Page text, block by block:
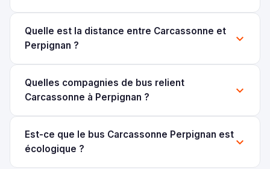
Quelle est la distance entre Carcassonne et
Perpignan ?
Quelles compagnies de bus relient
Carcassonne à Perpignan ?
Est-ce que le bus Carcassonne Perpignan est
écologique ?